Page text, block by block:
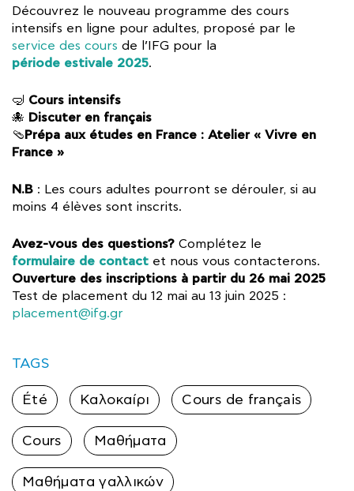
Découvrez le nouveau programme des cours
intensifs en ligne pour adultes, proposé par le
service des cours de l’IFG pour la
période estivale 2025.
🤿 Cours intensifs
🐙 Discuter en français
🩴Prépa aux études en France : Atelier « Vivre en
France »
N.B : Les cours adultes pourront se dérouler, si au
moins 4 élèves sont inscrits.
Avez-vous des questions? Complétez le
formulaire de contact et nous vous contacterons.
Ouverture des inscriptions à partir du 26 mai 2025
Test de placement du 12 mai au 13 juin 2025 :
placement@ifg.gr
TAGS
Été Καλοκαίρι Cours de français
Cours Μαθήματα
Μαθήματα γαλλικών